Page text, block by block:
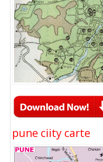
pune ciity carte